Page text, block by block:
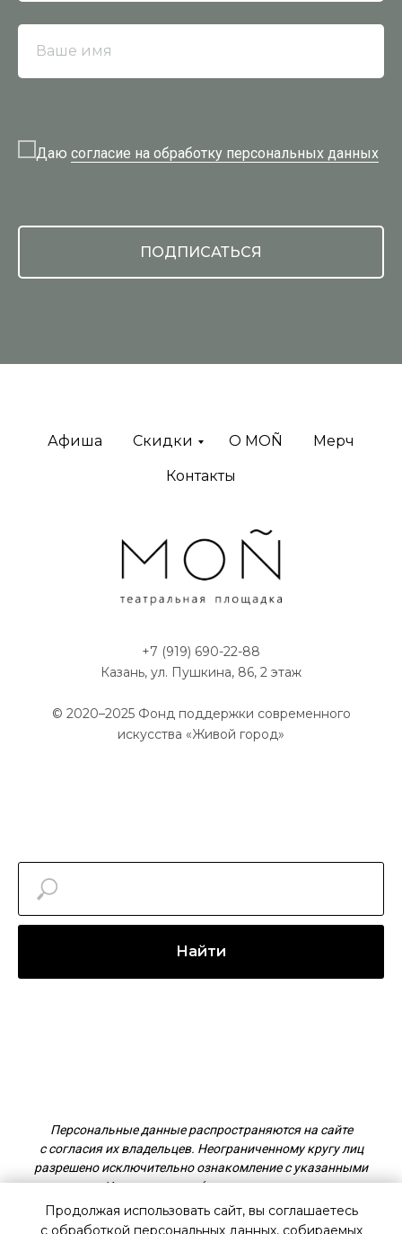
Ваше имя
Даю согласие на обработку персональных данных
ПОДПИСАТЬСЯ
Афиша Скидки O MOÑ Мерч
Контакты
+7 (919) 690-22-88
Казань, ул. Пушкина, 86, 2 этаж
© 2020–2025 Фонд поддержки современного
искусства «Живой город»
Найти
Персональные данные распространяются на сайте
с согласия их владельцев. Неограниченному кругу лиц
разрешено исключительно ознакомление с указанными
данными. Использование (в том числе, копирование,
распространение) запрещены.
Продолжая использовать сайт, вы соглашаетесь
с обработкой персональных данных, собираемых